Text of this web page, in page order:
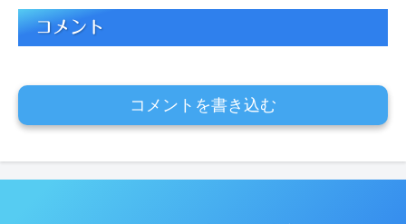
コメント
コメントを書き込む